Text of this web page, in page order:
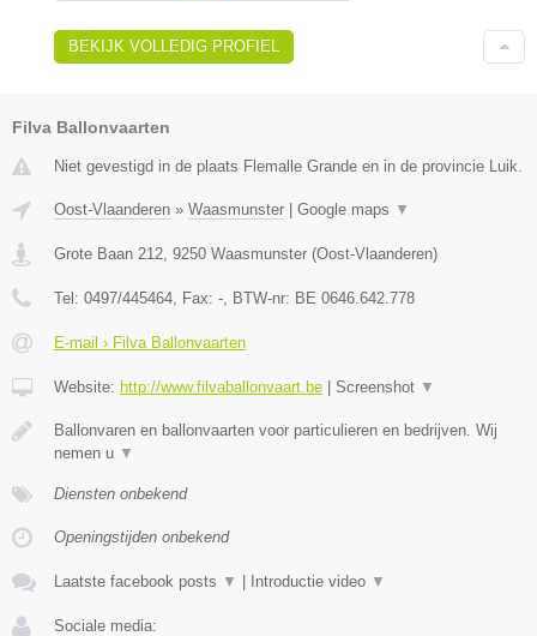
BEKIJK VOLLEDIG PROFIEL
Filva Ballonvaarten
Niet gevestigd in de plaats Flemalle Grande en in de provincie Luik.
Oost-Vlaanderen » Waasmunster | Google maps ▼
Grote Baan 212 9250 Waasmunster (Oost-Vlaanderen)
Tel: 0497/445464 , Fax: - , BTW-nr: BE 0646.642.778
E-mail › Filva Ballonvaarten
Website: http://www.filvaballonvaart.be | Screenshot ▼
Ballonvaren en ballonvaarten voor particulieren en bedrijven. Wij
nemen u ▼
Diensten onbekend
Openingstijden onbekend
Laatste facebook posts ▼ | Introductie video ▼
Sociale media: